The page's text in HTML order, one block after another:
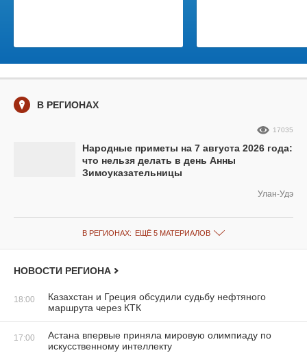
В РЕГИОНАХ
Народные приметы на 7 августа 2026 года:
что нельзя делать в день Анны
Зимоуказательницы
17035
Улан-Удэ
В РЕГИОНАХ: ЕЩЁ 5 МАТЕРИАЛОВ
НОВОСТИ РЕГИОНА
18:00
Казахстан и Греция обсудили судьбу нефтяного
маршрута через КТК
17:00
Астана впервые приняла мировую олимпиаду по
искусственному интеллекту